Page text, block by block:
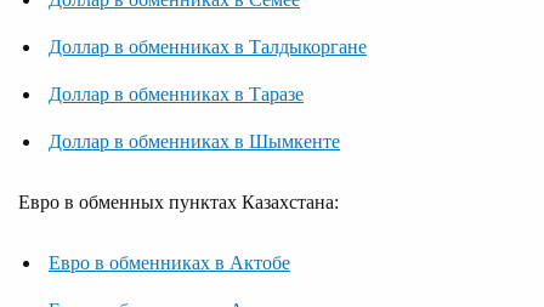
Доллар в обменниках в Талдыкоргане
Доллар в обменниках в Таразе
Доллар в обменниках в Шымкенте
Евро в обменных пунктах Казахстана:
Евро в обменниках в Актобе